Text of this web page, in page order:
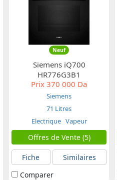
Neuf
Siemens iQ700
HR776G3B1
Prix 370 000 Da
Siemens
71 Litres
Electrique Vapeur
Offres de Vente (5)
Fiche
Similaires
Comparer